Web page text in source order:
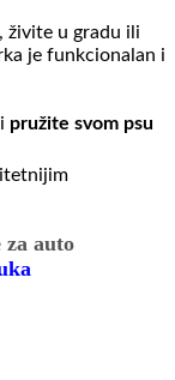
, živite u gradu ili
je funkcionalan i
pružite svom psu
auto